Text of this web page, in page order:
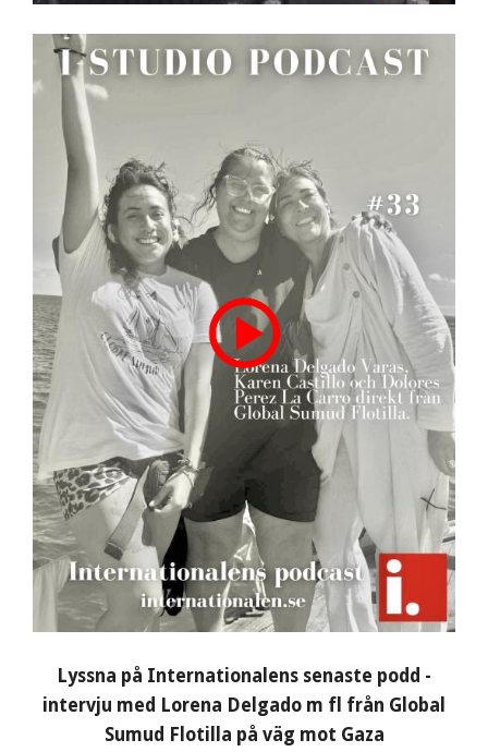
Lyssna på Internationalens senaste podd -
intervju med Lorena Delgado m fl från Global
Sumud Flotilla på väg mot Gaza